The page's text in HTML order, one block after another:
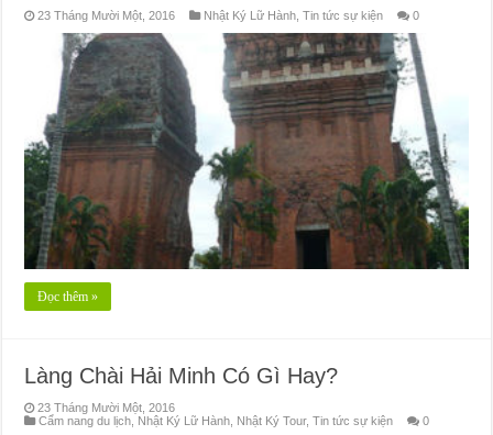
23 Tháng Mười Một, 2016 Nhật Ký Lữ Hành ,Tin tức sự kiện 0
Đọc thêm »
Làng Chài Hải Minh Có Gì Hay?
23 Tháng Mười Một, 2016
Cẩm nang du lịch Nhật Ký Lữ Hành Nhật Ký Tour,Tin tức sự kiện 0